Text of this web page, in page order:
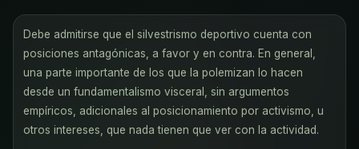
Debe admitirse que el silvestrismo deportivo cuenta con
posiciones antagónicas, a favor y en contra. En general,
una parte importante de los que la polemizan lo hacen
desde un fundamentalismo visceral, sin argumentos
empíricos, adicionales al posicionamiento por activismo, u
otros intereses, que nada tienen que ver con la actividad.